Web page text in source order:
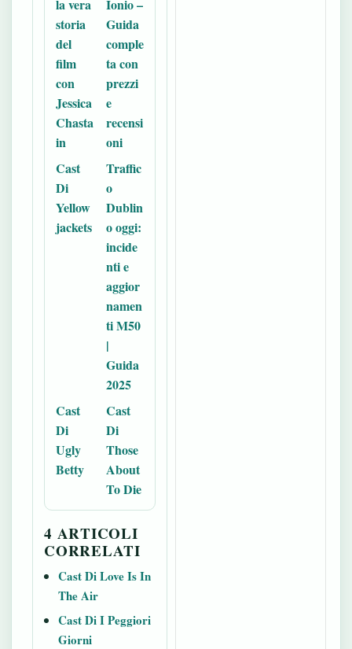
la vera
storia
del
film
con
Jessica
Chasta
in
Ionio –
Guida
comple
ta con
prezzi
e
recensi
oni
Cast
Di
Yellow
jackets
Traffic
o
Dublin
o oggi:
incide
nti e
aggior
namen
ti M50
|
Guida
2025
Cast
Di
Ugly
Betty
Cast
Di
Those
About
To Die
4 ARTICOLI
CORRELATI
Cast Di Love Is In
The Air
Cast Di I Peggiori
Giorni